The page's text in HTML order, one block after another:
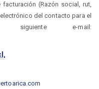
(Razón social, rut,
del contacto para el
e-mail: